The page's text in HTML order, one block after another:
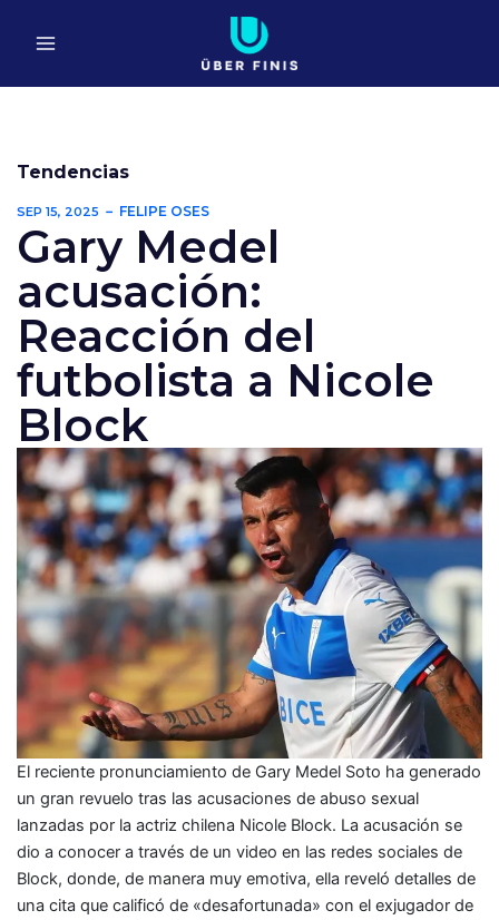
Tendencias
SEP 15, 2025 FELIPE OSES
Gary Medel
acusación:
Reacción del
futbolista a Nicole
Block
El reciente pronunciamiento de Gary Medel Soto ha generado
un gran revuelo tras las acusaciones de abuso sexual
lanzadas por la actriz chilena Nicole Block. La acusación se
dio a conocer a través de un video en las redes sociales de
Block, donde, de manera muy emotiva, ella reveló detalles de
una cita que calificó de «desafortunada» con el exjugador de